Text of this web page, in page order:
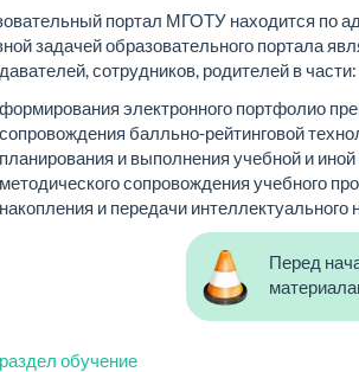
портал МГОТУ находится по
задачей образовательного портала
сотрудников, родителей в части:
формирования электронного портфолио
сопровождения балльно-рейтинговой
планирования и выполнения учебной и
методического сопровождения учебного
накопления и передачи интеллектуального
Перед
раздел обучение